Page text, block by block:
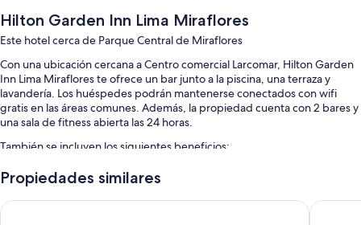
Hilton Garden Inn Lima Miraflores
Este hotel cerca de Parque Central de Miraflores
Con una ubicación cercana a Centro comercial Larcomar, Hilton Garden
Inn Lima Miraflores te ofrece un bar junto a la piscina, una terraza y
lavandería. Los huéspedes podrán mantenerse conectados con wifi
gratis en las áreas comunes. Además, la propiedad cuenta con 2 bares y
una sala de fitness abierta las 24 horas.
También se incluyen los siguientes beneficios:
Una piscina al aire libre
Desayuno buffet con cargo, recepción disponible las 24 horas y un
Propiedades similares
Crowne Plaza Lima - Miraflores by IHG Holiday